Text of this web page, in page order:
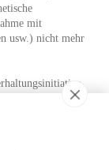
mit
usw.) nicht mehr
Dank für